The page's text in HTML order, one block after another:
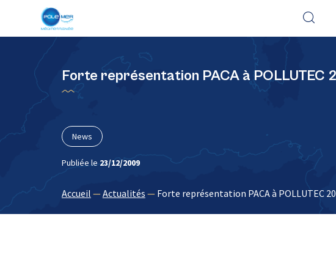
Forte représentation PACA à POLLUTEC
News
Publiée le 23/12/2009
Accueil —Actualités — Forte représentation PACA à POLLUTEC
Panneau de gestion des cookies